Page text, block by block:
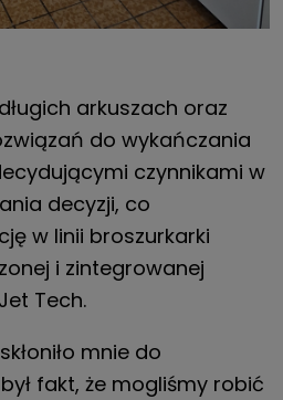
arkuszach oraz
do wykańczania
czynnikami w
decyzji, co
w linii broszurkarki
i zintegrowanej
Tech.
mnie do
fakt, że mogliśmy robić